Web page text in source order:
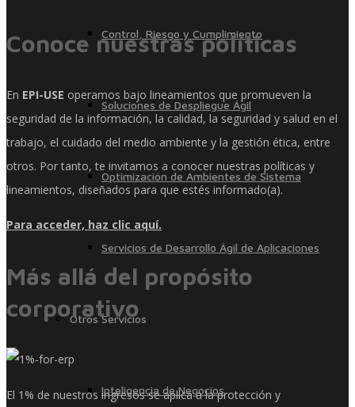
Control, Riesgo y Cumplimiento
Soluciones de Despliegue Ágil
Optimización de Ambientes de Sistema
Servicios de Desarrollo Ágil de Aplicaciones
Otros Servicios
Inteligencia de Negocios
Conoce nuestras políticas
En EPI-USE operamos bajo lineamientos que promueven la
seguridad de la información, la calidad, la seguridad y salud en el
trabajo, el cuidado del medio ambiente y la gestión ética, entre
otros. Por tanto, te invitamos a conocer nuestras políticas y
lineamientos, diseñados para que estés informado(a).
Para acceder, haz clic aquí.
Más allá del propósito
corporativo
El 1% de nuestros ingresos se aplica a la protección y